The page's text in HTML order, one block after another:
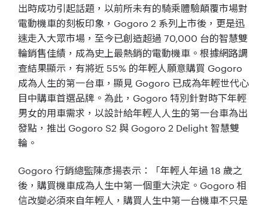
出時成功引起話題，以前所未有的騎乘體驗顛覆市場對
電動機車的刻板印象，Gogoro 2 系列上市後，更是迅
速走入大眾市場，至今已創造超過 70,000 台的智慧雙
輪銷售佳績，成為史上最熱銷的電動機車。根據網路調
查結果顯示，有將近 55% 的年輕人願意購買 Gogoro
成為人生的第一台車，顯見 Gogoro 已成為年輕世代心
目中購車首選品牌。為此，Gogoro 特別針對時下年輕
男女的用車需求，以設計給年輕人人生的第一台車為出
發點，推出 Gogoro S2 與 Gogoro 2 Delight 智慧雙
輪。
Gogoro 行銷總監陳彥揚表示：「年輕人年過 18 歲之
後，購買機車成為人生中第一個重大決定。Gogoro 相
信改變必須來自年輕人，購買人生中第一台機車不只是